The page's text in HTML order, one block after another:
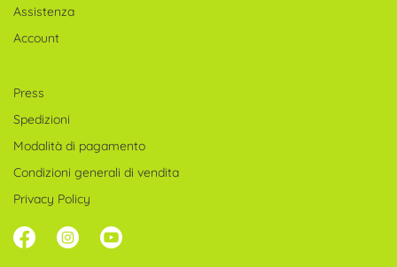
Assistenza
Account
Press
Spedizioni
Modalità di pagamento
Condizioni generali di vendita
Privacy Policy